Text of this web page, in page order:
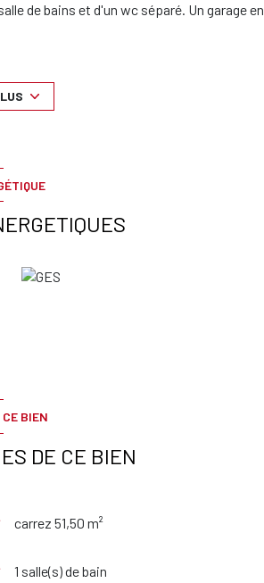
de bains et d'un wc séparé. Un garage
disponibles sur le site Géorisques :
BIEN
DE CE BIEN
carrez 51,50 m²
1 salle(s) de bain